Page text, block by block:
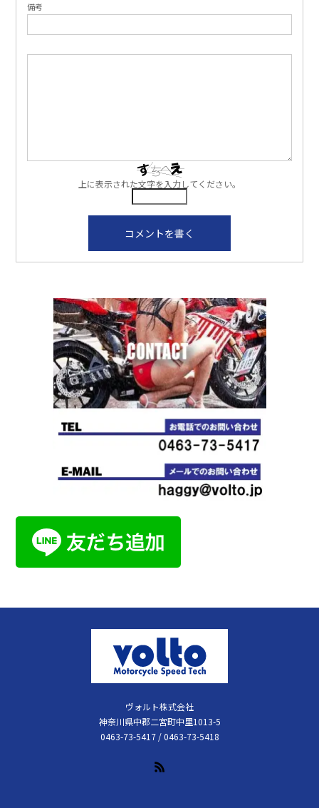
備考
上に表示された文字を入力してください。
ヴォルト株式会社
神奈川県中郡二宮町中里1013-5
0463-73-5417 / 0463-73-5418